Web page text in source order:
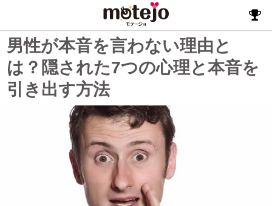
男性が本音を言わない理由と
は？隠された7つの心理と本音を
引き出す方法